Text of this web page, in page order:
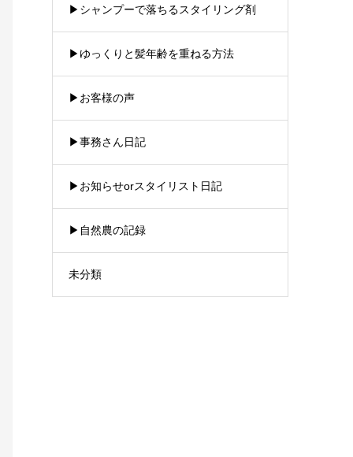
▶︎シャンプーで落ちるスタイリング剤
▶︎ゆっくりと髪年齢を重ねる方法
▶︎お客様の声
▶︎事務さん日記
▶︎お知らせorスタイリスト日記
▶︎自然農の記録
未分類